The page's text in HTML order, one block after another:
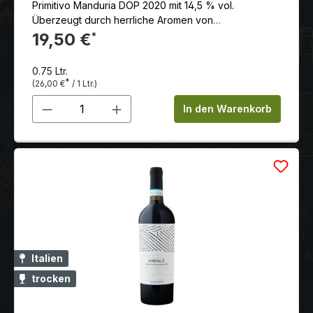
Gaumen spiegeln sich die Aromen wider. Der Wein
hat einen vollen Körper, eine gute Balance zwischen
Fruchtsüße und Säure und einen weichen,
mittellangen Abgang.
Primitivo Manduria DOP 2020 mit 14,5 % vol.
Überzeugt durch herrliche Aromen von
Trockenpflaume, Tabak, Gewürzen, Kirschkonfitüre
und Rumtopf.
19,50 €*
0.75 Ltr.
(26,00 €* / 1 Ltr.)
Produkt Anzahl: Gib denIn den Warenkorb
Italien
trocken